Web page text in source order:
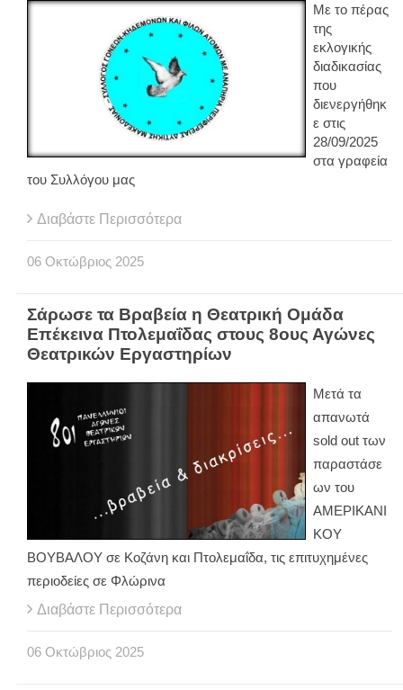
Με το πέρας
της
εκλογικής
διαδικασίας
που
διενεργήθηκ
ε στις
28/09/2025
στα γραφεία
του Συλλόγου μας
Διαβάστε Περισσότερα
06 Οκτώβριος 2025
Σάρωσε τα Βραβεία η Θεατρική Ομάδα
Επέκεινα Πτολεμαΐδας στους 8ους Αγώνες
Θεατρικών Εργαστηρίων
Μετά τα
απανωτά
sold out των
παραστάσε
ων του
ΑΜΕΡΙΚΑΝΙ
ΚΟΥ
ΒΟΥΒΑΛΟΥ σε Κοζάνη και Πτολεμαΐδα, τις επιτυχημένες
περιοδείες σε Φλώρινα
Διαβάστε Περισσότερα
06 Οκτώβριος 2025